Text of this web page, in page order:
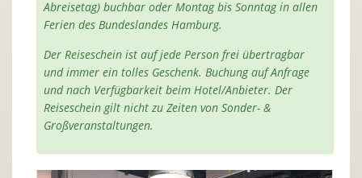
Abreisetag) buchbar oder Montag bis Sonntag in allen
Ferien des Bundeslandes Hamburg.
Der Reiseschein ist auf jede Person frei übertragbar
und immer ein tolles Geschenk. Buchung auf Anfrage
und nach Verfügbarkeit beim Hotel/Anbieter. Der
Reiseschein gilt nicht zu Zeiten von Sonder- &
Großveranstaltungen.